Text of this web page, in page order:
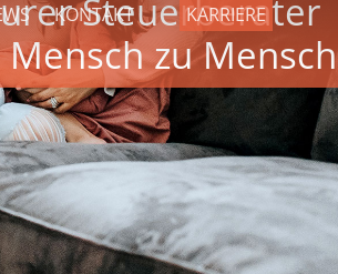
Steuerberater
zu Mensch
KONTAKT KARRIERE